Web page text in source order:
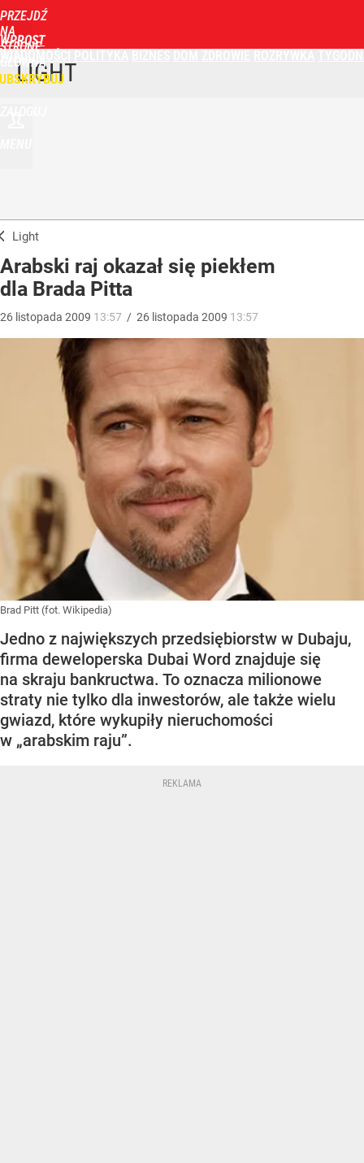
PRZEJDŹ
NA
STRONĘ
GŁÓWNĄ
WPROST
LIGHT
Light
Arabski raj okazał się piekłem
dla Brada Pitta
26 listopada 2009 13:57 / 26 listopada 2009 13:57
Brad Pitt (fot. Wikipedia)
Jedno z największych przedsiębiorstw w Dubaju,
firma deweloperska Dubai Word znajduje się
na skraju bankructwa. To oznacza milionowe
straty nie tylko dla inwestorów, ale także wielu
gwiazd, które wykupiły nieruchomości
w „arabskim raju”.